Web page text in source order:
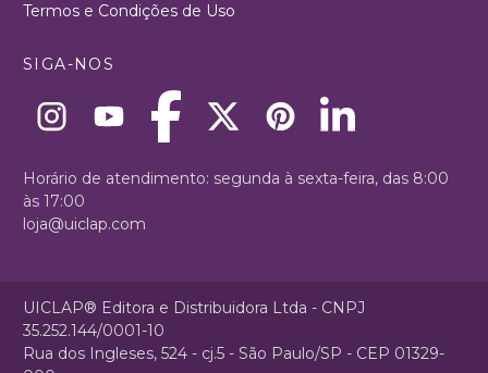
Termos e Condições de Uso
SIGA-NOS
Horário de atendimento: segunda à sexta-feira, das 8:00
às 17:00
loja@uiclap.com
UICLAP® Editora e Distribuidora Ltda - CNPJ
35.252.144/0001-10
Rua dos Ingleses, 524 - cj.5 - São Paulo/SP - CEP 01329-